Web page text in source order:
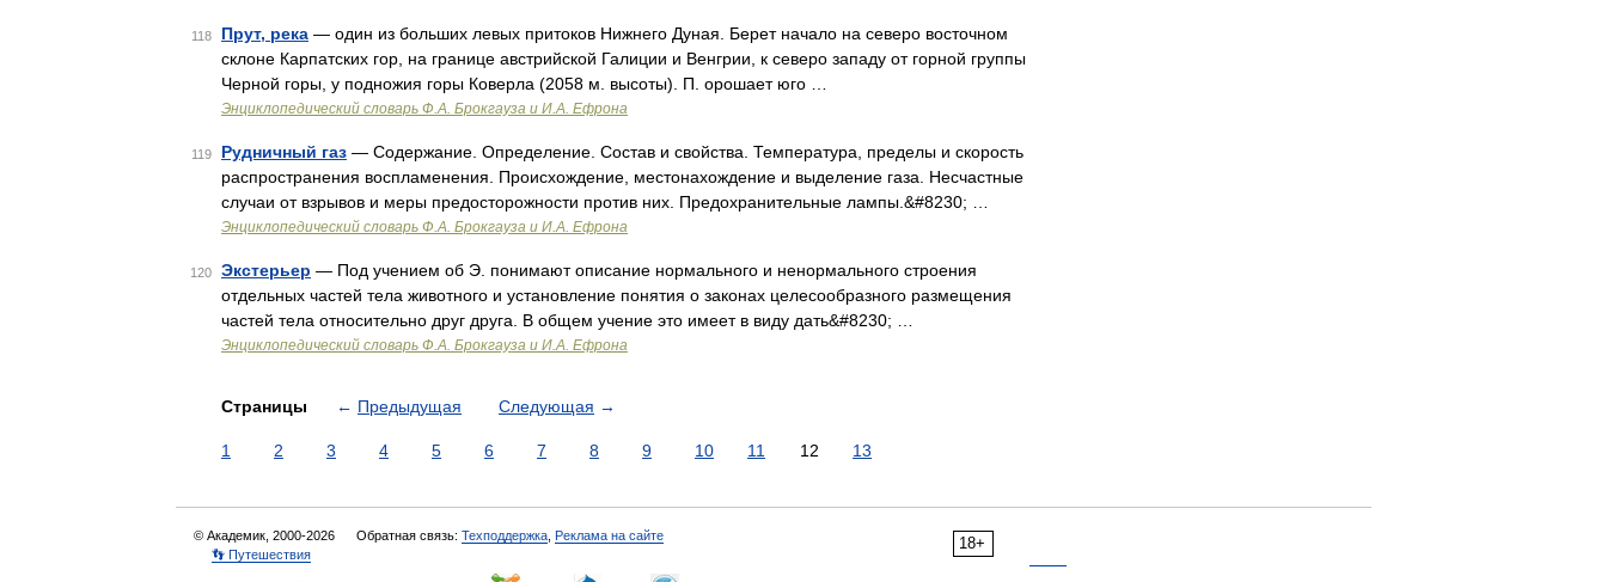
118 Прут, река — один из больших левых притоков Нижнего Дуная. Берет начало на северо восточном
склоне Карпатских гор, на границе австрийской Галиции и Венгрии, к северо западу от горной группы
Черной горы, у подножия горы Коверла (2058 м. высоты). П. орошает юго …
Энциклопедический словарь Ф.А. Брокгауза и И.А. Ефрона
119 Рудничный газ — Содержание. Определение. Состав и свойства. Температура, пределы и скорость
распространения воспламенения. Происхождение, местонахождение и выделение газа. Несчастные
случаи от взрывов и меры предосторожности против них. Предохранительные лампы.&#8230; …
Энциклопедический словарь Ф.А. Брокгауза и И.А. Ефрона
120 Экстерьер — Под учением об Э. понимают описание нормального и ненормального строения
отдельных частей тела животного и установление понятия о законах целесообразного размещения
частей тела относительно друг друга. В общем учение это имеет в виду дать&#8230; …
Энциклопедический словарь Ф.А. Брокгауза и И.А. Ефрона
Страницы ← Предыдущая Следующая →
1 2 3 4 5 6 7 8 9 10 11 12 13
18+
© Академик, 2000-2026 Обратная связь: Техподдержка Реклама на сайте
👣 Путешествия